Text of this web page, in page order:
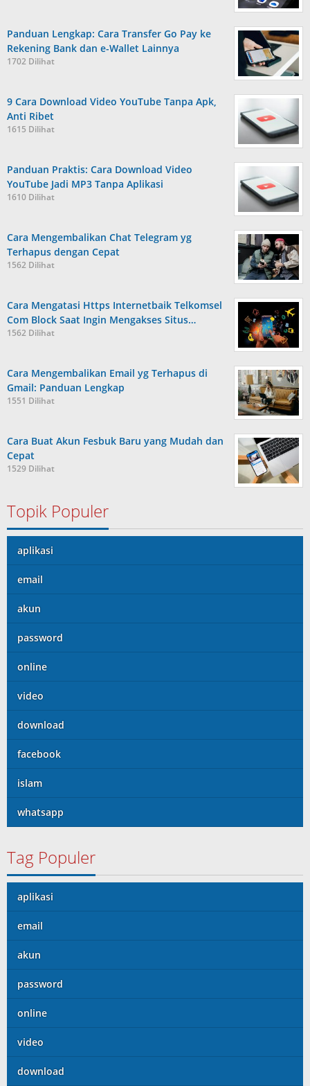
Panduan Lengkap: Cara Transfer Go Pay ke
Rekening Bank dan e-Wallet Lainnya
1702 Dilihat
9 Cara Download Video YouTube Tanpa Apk,
Anti Ribet
1615 Dilihat
Panduan Praktis: Cara Download Video
YouTube Jadi MP3 Tanpa Aplikasi
1610 Dilihat
Cara Mengembalikan Chat Telegram yg
Terhapus dengan Cepat
1562 Dilihat
Cara Mengatasi Https Internetbaik Telkomsel
Com Block Saat Ingin Mengakses Situs…
1562 Dilihat
Cara Mengembalikan Email yg Terhapus di
Gmail: Panduan Lengkap
1551 Dilihat
Cara Buat Akun Fesbuk Baru yang Mudah dan
Cepat
1529 Dilihat
Topik Populer
aplikasi
email
akun
password
online
video
download
facebook
islam
whatsapp
Tag Populer
aplikasi
email
akun
password
online
video
download